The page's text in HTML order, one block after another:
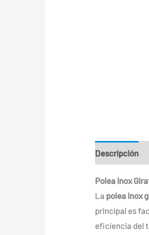
Descripción
Polea Inox
La polea inox
principal es
eficiencia del